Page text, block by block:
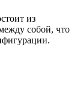
из
собой, что